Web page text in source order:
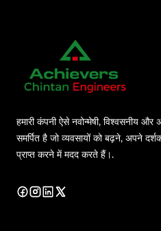
हमारी कंपनी ऐसे नवोन्मेषी, विश्वसनीय
समर्पित है जो व्यवसायों को बढ़ने, अपने
प्राप्त करने में मदद करते हैं।.